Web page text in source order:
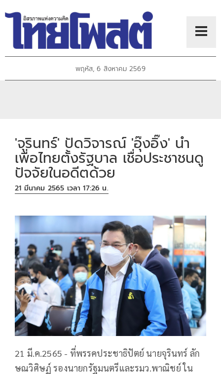
พฤหัส, 6 สิงหาคม 2569
'จุรินทร์' ปัดวิจารณ์ 'อุ๊งอิ๊ง' นำ
เพื่อไทยตั้งรัฐบาล เชื่อประชาชนดู
ปัจจัยในอดีตด้วย
21 มีนาคม 2565 เวลา 17:26 น.
21 มี.ค.2565 - ที่พรรคประชาธิปัตย์ นายจุรินทร์ ลัก
ษณวิศิษฏ์ รองนายกรัฐมนตรีและรมว.พาณิชย์ ใน